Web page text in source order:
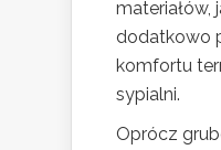
materiałów,
dodatkowo
komfortu
sypialni.
Oprócz